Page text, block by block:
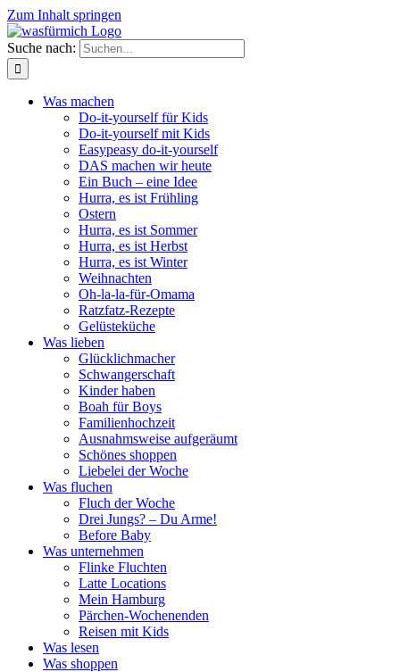
Zum Inhalt springen
Suche nach:
Was machen
Do-it-yourself für Kids
Do-it-yourself mit Kids
Easypeasy do-it-yourself
DAS machen wir heute
Ein Buch – eine Idee
Hurra, es ist Frühling
Ostern
Hurra, es ist Sommer
Hurra, es ist Herbst
Hurra, es ist Winter
Weihnachten
Oh-la-la-für-Omama
Ratzfatz-Rezepte
Gelüsteküche
Was lieben
Glücklichmacher
Schwangerschaft
Kinder haben
Boah für Boys
Familienhochzeit
Ausnahmsweise aufgeräumt
Schönes shoppen
Liebelei der Woche
Was fluchen
Fluch der Woche
Drei Jungs? – Du Arme!
Before Baby
Was unternehmen
Flinke Fluchten
Latte Locations
Mein Hamburg
Pärchen-Wochenenden
Reisen mit Kids
Was lesen
Was shoppen